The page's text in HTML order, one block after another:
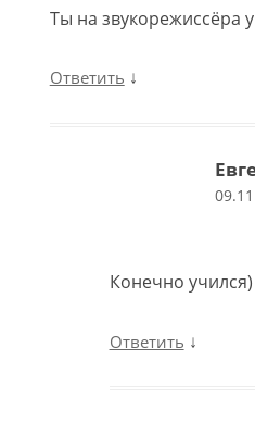
Ты на звукорежиссёра
Ответить ↓
Конечно учился)
Ответить ↓